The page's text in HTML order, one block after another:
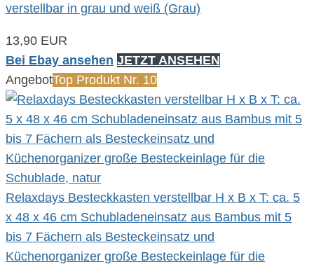
verstellbar in grau und weiß (Grau)
13,90 EUR
Bei Ebay ansehen JETZT ANSEHEN
AngebotTop Produkt Nr. 10
Relaxdays Besteckkasten verstellbar H x B x T: ca. 5
x 48 x 46 cm Schubladeneinsatz aus Bambus mit 5
bis 7 Fächern als Besteckeinsatz und
Küchenorganizer große Besteckeinlage für die